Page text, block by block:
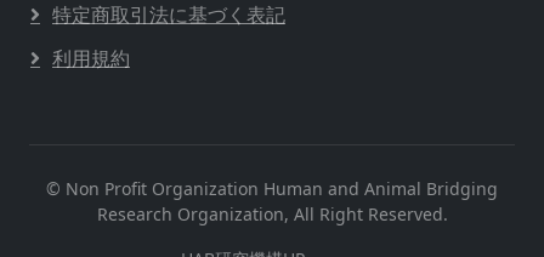
特定商取引法に基づく表記
利用規約
© Non Profit Organization Human and Animal Bridging
Research Organization, All Right Reserved.